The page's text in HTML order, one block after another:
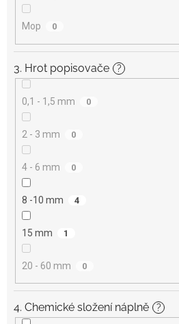
Mop 0
3. Hrot popisovače ?
0,1 - 1,5 mm 0
2 - 3 mm 0
4 - 6 mm 0
8 -10 mm 4
15 mm 1
20 - 60 mm 0
4. Chemické složení náplně ?